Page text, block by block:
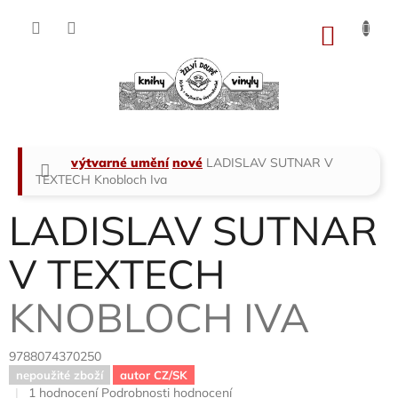
Domů
výtvarné umění nové LADISLAV SUTNAR V
TEXTECH Knobloch Iva
LADISLAV SUTNAR
V TEXTECH
KNOBLOCH IVA
9788074370250
nepoužité zboží autor CZ/SK
Průměrné
1 hodnocení Podrobnosti hodnocení